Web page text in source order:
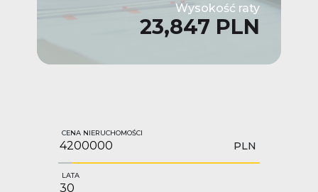
Wysokość raty
23,847 PLN
CENA NIERUCHOMOŚCI
PLN
LATA